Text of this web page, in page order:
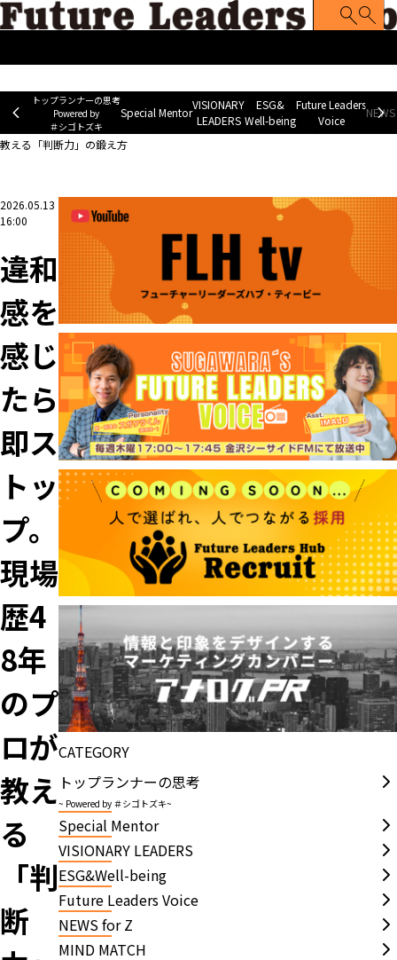
トップランナーの思考
Powered by
＃シゴトズキ
Special Mentor
VISIONARY
LEADERS
ESG&
Well-being
Future Leaders
Voice
Future Leaders Voice
違和感を感じたら即ストップ。現場歴48年のプロが
教える「判断力」の鍛え方
2026.05.13
16:00
違和
感を
感じ
たら
即ス
トッ
プ。
現場
歴4
8年
のプ
ロが
教え
る
「判
断
CATEGORY
トップランナーの思考
~ Powered by ＃シゴトズキ~
Special Mentor
VISIONARY LEADERS
ESG&Well-being
Future Leaders Voice
NEWS for Z
MIND MATCH